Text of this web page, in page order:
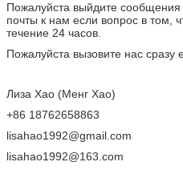
Пожалуйста выйдите сообщения
почты к нам если вопрос в том,
течение 24 часов.
Пожалуйста вызовите нас сразу
Лиза Хао (Менг Хао)
+86 18762658863
lisahao1992@gmail.com
lisahao1992@163.com